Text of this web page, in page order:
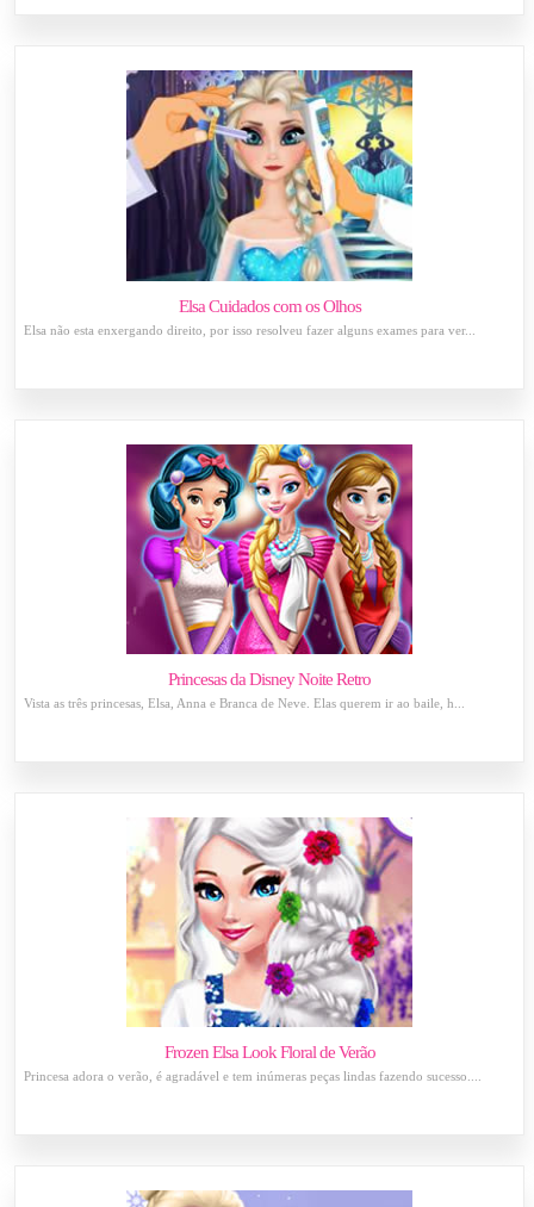
Elsa Cuidados com os Olhos
Elsa não esta enxergando direito, por isso resolveu fazer alguns exames para ver...
Princesas da Disney Noite Retro
Vista as três princesas, Elsa, Anna e Branca de Neve. Elas querem ir ao baile, h...
Frozen Elsa Look Floral de Verão
Princesa adora o verão, é agradável e tem inúmeras peças lindas fazendo sucesso....